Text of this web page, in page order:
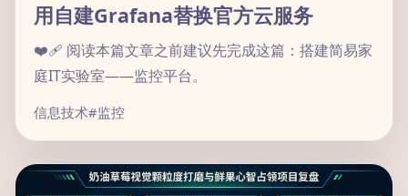
用自建Grafana替换官方云服务
❤️‍🩹 阅读本篇文章之前建议先完成这篇：搭建简易家
庭IT实验室——监控平台。
信息技术#监控